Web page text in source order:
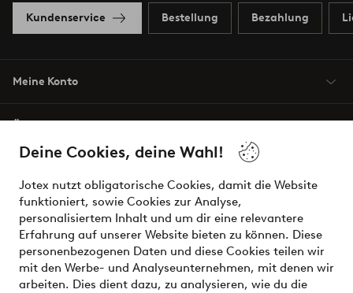
Deine Cookies, deine Wahl!
Jotex nutzt obligatorische Cookies, damit die Website
funktioniert, sowie Cookies zur Analyse,
personalisiertem Inhalt und um dir eine relevantere
Erfahrung auf unserer Website bieten zu können. Diese
personenbezogenen Daten und diese Cookies teilen wir
mit den Werbe- und Analyseunternehmen, mit denen wir
arbeiten. Dies dient dazu, zu analysieren, wie du die
Kundenservice Bestellung Bezahlung
Meine Konto
Bedingungen
Sichere Zahlungen - Jetzt bezahlen oder aufteilen